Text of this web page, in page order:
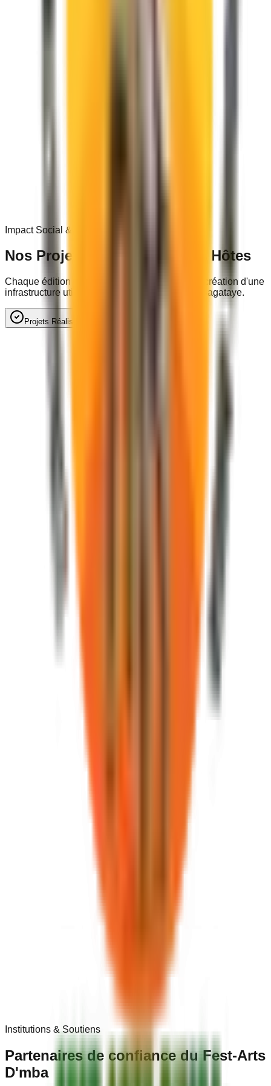
Impact Social & Communautaire
Nos Projets dans les Villages Hôtes
Chaque édition du festival finance en retour la création d'une
infrastructure utile aux populations locales du Bagataye.
Projets Réalisés
Institutions & Soutiens
Partenaires de confiance du Fest-Arts
D'mba